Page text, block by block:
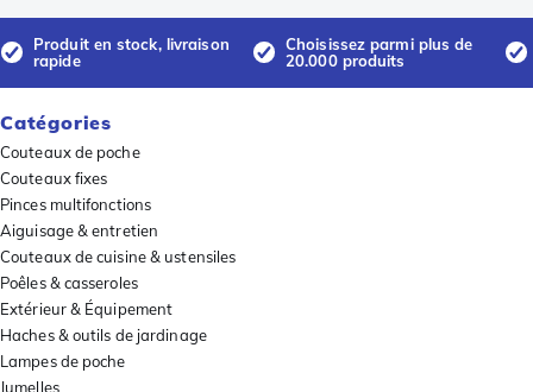
Produit en stock, livraison
rapide
Choisissez parmi plus de
20.000 produits
Catégories
Couteaux de poche
Couteaux fixes
Pinces multifonctions
Aiguisage & entretien
Couteaux de cuisine & ustensiles
Poêles & casseroles
Extérieur & Équipement
Haches & outils de jardinage
Lampes de poche
Jumelles